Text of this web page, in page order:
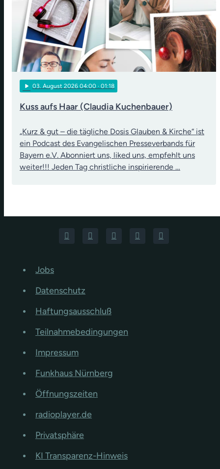
play_arrow 03. August 2026 04:00 · 01:18
Kuss aufs Haar (Claudia Kuchenbauer)
„Kurz & gut – die tägliche Dosis Glauben & Kirche“ ist
ein Podcast des Evangelischen Presseverbands für
Bayern e.V. Abonniert uns, liked uns, empfehlt uns
weiter!!! Jeden Tag christliche inspirierende …
Jobs
Datenschutz
Haftungsausschluß
Teilnahmebedingungen
Impressum
Funkhaus Nürnberg
Öffnungszeiten
radioplayer.de
Privatsphäre
KI Transparenz-Hinweis